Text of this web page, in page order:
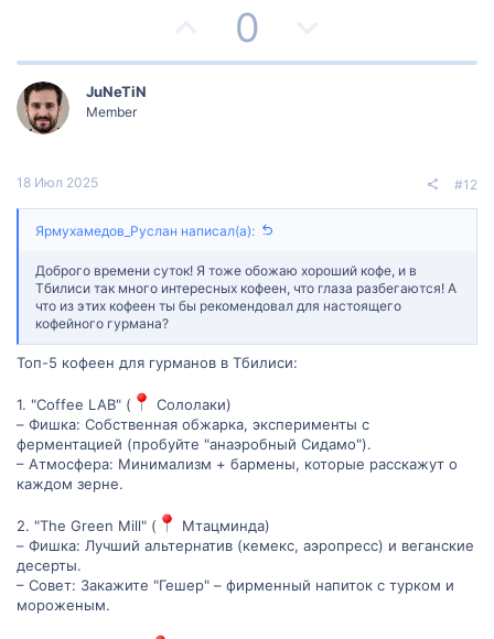
о
и
в
н
ы
й
г
о
о
с
0
е
и
в
н
ы
г
о
о
с
JuNeTiN
Member
18 Июл 2025 #12
Ярмухамедов_Руслан написал(а):
Доброго времени суток! Я тоже обожаю хороший кофе, и в
Тбилиси так много интересных кофеен, что глаза разбегаются! А
что из этих кофеен ты бы рекомендовал для настоящего
кофейного гурмана?
Топ-5 кофеен для гурманов в Тбилиси:
1. "Coffee LAB" (
Сололаки)
– Фишка: Собственная обжарка, эксперименты с
ферментацией (пробуйте "анаэробный Сидамо").
– Атмосфера: Минимализм + бармены, которые расскажут о
каждом зерне.
2. "The Green Mill" (
Мтацминда)
– Фишка: Лучший альтернатив (кемекс, аэропресс) и веганские
десерты.
– Совет: Закажите "Гешер" – фирменный напиток с турком и
мороженым.